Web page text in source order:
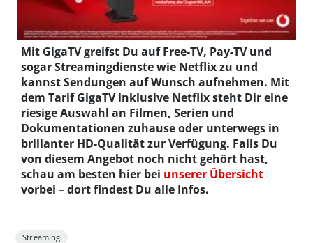
Mit GigaTV greifst Du auf Free-TV, Pay-TV und
sogar Streamingdienste wie Netflix zu und
kannst Sendungen auf Wunsch aufnehmen. Mit
dem Tarif GigaTV inklusive Netflix steht Dir eine
riesige Auswahl an Filmen, Serien und
Dokumentationen zuhause oder unterwegs in
brillanter HD-Qualität zur Verfügung. Falls Du
von diesem Angebot noch nicht gehört hast,
schau am besten hier bei unserer Übersicht
vorbei – dort findest Du alle Infos.
Streaming